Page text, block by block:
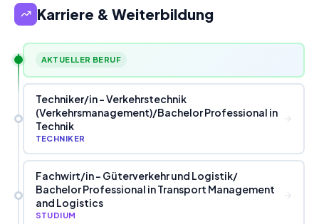
Karriere & Weiterbildung
AKTUELLER BERUF
Techniker/in - Verkehrstechnik
(Verkehrsmanagement)/Bachelor Professional in
Technik
TECHNIKER
Fachwirt/in - Güterverkehr und Logistik/
Bachelor Professional in Transport Management
and Logistics
STUDIUM